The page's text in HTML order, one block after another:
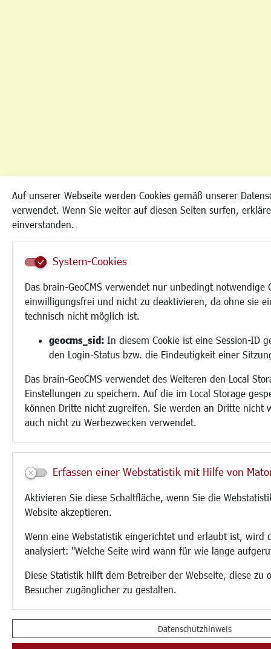
Auf unserer Webseite werden Cookies gemäß unserer
verwendet. Wenn Sie weiter auf diesen Seiten surfen,
einverstanden.
System-Cookies
Das brain-GeoCMS verwendet nur unbedingt notwendige
einwilligungsfrei und nicht zu deaktivieren, da ohne sie
technisch nicht möglich ist.
geocms_sid: In diesem Cookie ist eine Session-ID
den Login-Status bzw. die Eindeutigkeit einer
Das brain-GeoCMS verwendet des Weiteren den Local
Einstellungen zu speichern. Auf die im Local Storage
können Dritte nicht zugreifen. Sie werden an Dritte nicht
auch nicht zu Werbezwecken verwendet.
Erfassen einer Webstatistik mit Hilfe von
Aktivieren Sie diese Schaltfläche, wenn Sie die
Website akzeptieren.
Wenn eine Webstatistik eingerichtet und erlaubt ist, wird
analysiert: "Welche Seite wird wann für wie lange
Diese Statistik hilft dem Betreiber der Webseite, diese zu
Besucher zugänglicher zu gestalten.
Datenschutzhinweis